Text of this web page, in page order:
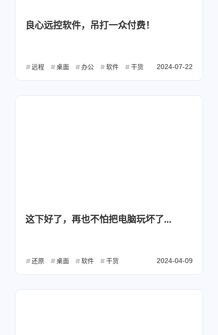
良心远控软件，吊打一众付费！
远程 桌面 办公 软件 干货 2024-07-22
这下好了，再也不怕把电脑玩坏了...
还原 桌面 软件 干货 2024-04-09